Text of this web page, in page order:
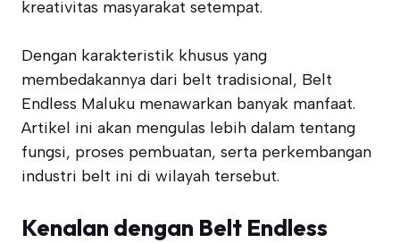
kreativitas masyarakat setempat.
Dengan karakteristik khusus yang
membedakannya dari belt tradisional, Belt
Endless Maluku menawarkan banyak manfaat.
Artikel ini akan mengulas lebih dalam tentang
fungsi, proses pembuatan, serta perkembangan
industri belt ini di wilayah tersebut.
Kenalan dengan Belt Endless